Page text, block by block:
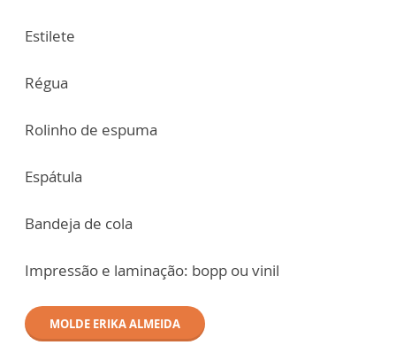
Estilete
⁠Régua
⁠Rolinho de espuma
Espátula
⁠Bandeja de cola
Impressão e laminação: bopp ou vinil
MOLDE ERIKA ALMEIDA